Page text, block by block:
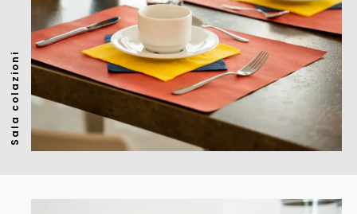
Sala colazioni